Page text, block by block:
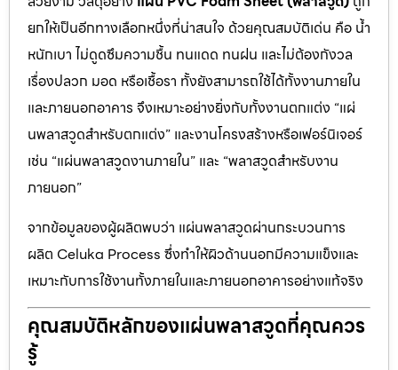
ยกให้เป็นอีกทางเลือกหนึ่งที่น่าสนใจ ด้วยคุณสมบัติเด่น คือ น้ำ
หนักเบา ไม่ดูดซึมความชื้น ทนแดด ทนฝน และไม่ต้องกังวล
เรื่องปลวก มอด หรือเชื้อรา ทั้งยังสามารถใช้ได้ทั้งงานภายใน
และภายนอกอาคาร จึงเหมาะอย่างยิ่งกับทั้งงานตกแต่ง “แผ่
นพลาสวูดสำหรับตกแต่ง” และงานโครงสร้างหรือเฟอร์นิเจอร์
เช่น “แผ่นพลาสวูดงานภายใน” และ “พลาสวูดสำหรับงาน
ภายนอก”
จากข้อมูลของผู้ผลิตพบว่า แผ่นพลาสวูดผ่านกระบวนการ
ผลิต Celuka Process ซึ่งทำให้ผิวด้านนอกมีความแข็งและ
เหมาะกับการใช้งานทั้งภายในและภายนอกอาคารอย่างแท้จริง
คุณสมบัติหลักของแผ่นพลาสวูดที่คุณควร
รู้